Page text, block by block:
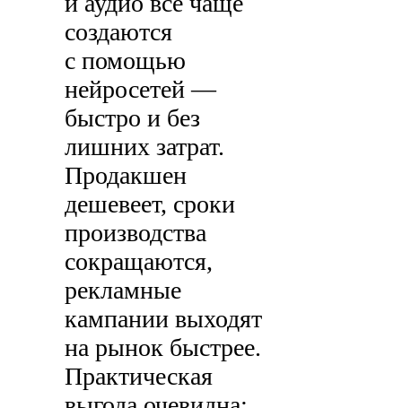
создаются
с помощью
нейросетей —
быстро и без
лишних затрат.
Продакшен
дешевеет, сроки
производства
сокращаются,
рекламные
кампании выходят
на рынок быстрее.
Практическая